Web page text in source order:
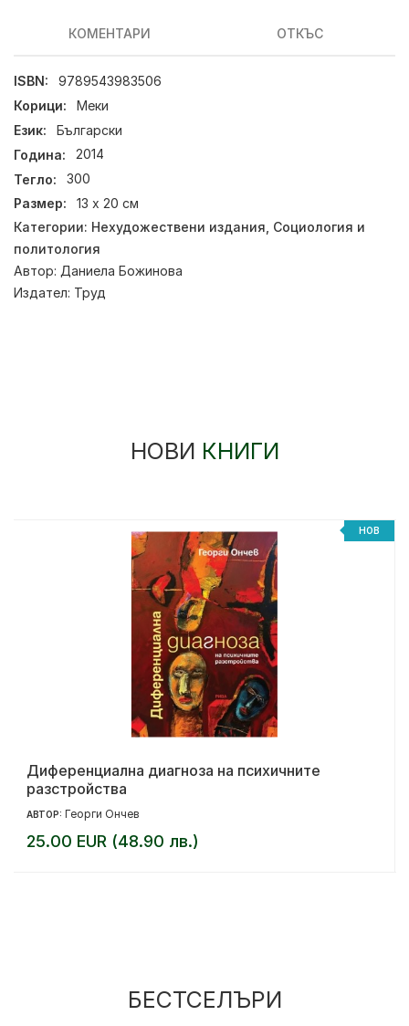
КОМЕНТАРИ ОТКЪС
ISBN:
9789543983506
Корици:
Меки
Език:
Български
Година:
2014
Тегло:
300
Размер:
13 х 20 см
Категории: Нехудожествени издания Социология и
политология
Автор: Даниела Божинова
Издател: Труд
НОВИ КНИГИ
НОВ
Диференциална диагноза на психичните
разстройства
АВТОР: Георги Ончев
25.00 EUR (48.90 лв.)
БЕСТСЕЛЪРИ